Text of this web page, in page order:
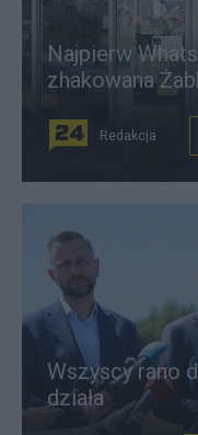
Najpierw
zhakowana
Redakcja
Wszyscy rano
działa